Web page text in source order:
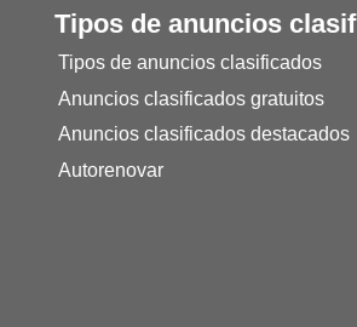
Tipos de anuncios
Tipos de anuncios clasificados
Anuncios clasificados gratuitos
Anuncios clasificados destacados
Autorenovar